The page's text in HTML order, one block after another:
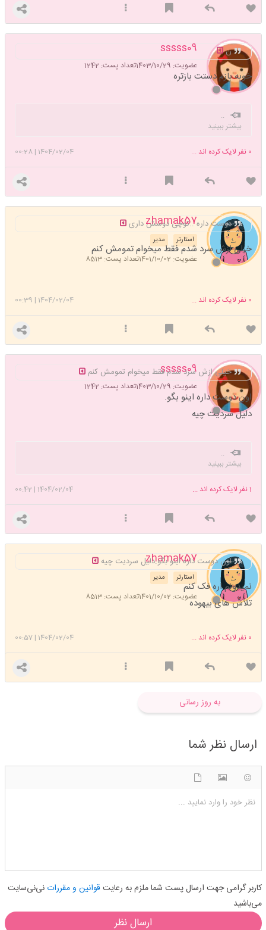
sssss09
عضویت: 1403/10/29 تعداد پست: 1242
ن
خوبه بازم دستت بازتره
..
بیشتر ببینید
1404/02/04
|
00:28 0 نفر لایک کرده اند ...
zhamak57
مدیر استارتر
عضویت: 1401/10/02 تعداد پست: 8513
دوست داره ..توچی دوسش داری
خیلی ازش سرد شدم فقط میخوام تمومش کنم
1404/02/04
|
00:39 0 نفر لایک کرده اند ...
sssss09
عضویت: 1403/10/29 تعداد پست: 1242
خیلی ازش سرد شدم فقط میخوام تمومش کنم
اون دوست داره اینو بگو.
دلیل سردیت چیه
..
بیشتر ببینید
1404/02/04
|
00:42 1نفر لایک کرده اند ...
zhamak57
مدیر استارتر
عضویت: 1401/10/02 تعداد پست: 8513
اون دوست داره اینو بگو.دلیل سردیت چیه
نمیدونم اره فک کنم
تلاش های بیهوده
1404/02/04
|
00:57 0 نفر لایک کرده اند ...
به روز رسانی
ارسال نظر شما
نظر خود را وارد نمایید ...
کاربر گرامی جهت ارسال پست شما ملزم به رعایت قوانین و مقرراتنی‌نی‌سایت
می‌باشید
ارسال نظر